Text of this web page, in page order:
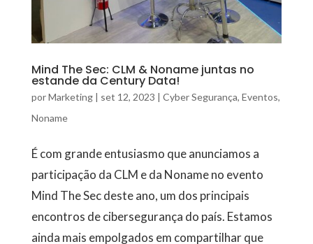
Mind The Sec: CLM & Noname juntas no
estande da Century Data!
porMarketing| set 12, 2023 | Cyber Segurança, Eventos,
Noname
É com grande entusiasmo que anunciamos a
participação da CLM e da Noname no evento
Mind The Sec deste ano, um dos principais
encontros de cibersegurança do país. Estamos
ainda mais empolgados em compartilhar que